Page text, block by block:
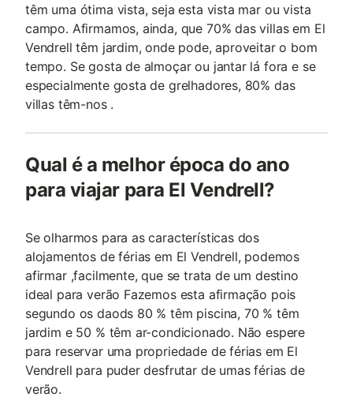
têm uma ótima vista, seja esta vista mar ou vista
campo. Afirmamos, ainda, que 70% das villas em El
Vendrell têm jardim, onde pode, aproveitar o bom
tempo. Se gosta de almoçar ou jantar lá fora e se
especialmente gosta de grelhadores, 80% das
villas têm-nos .
Qual é a melhor época do ano
para viajar para El Vendrell?
Se olharmos para as características dos
alojamentos de férias em El Vendrell, podemos
afirmar ,facilmente, que se trata de um destino
ideal para verão Fazemos esta afirmação pois
segundo os daods 80 % têm piscina, 70 % têm
jardim e 50 % têm ar-condicionado. Não espere
para reservar uma propriedade de férias em El
Vendrell para puder desfrutar de umas férias de
verão.